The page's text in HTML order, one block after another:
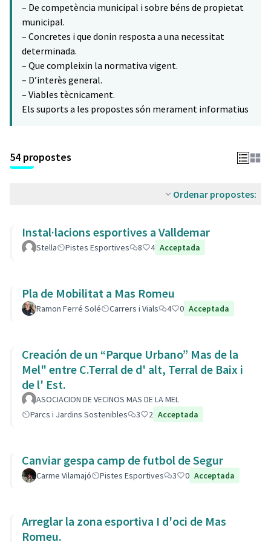
– De competència municipal i sobre béns de propietat
municipal.
– Concretes i que donin resposta a una necessitat
determinada.
– Que compleixin la normativa vigent.
– D’interès general.
– Viables tècnicament.
Els suports a les propostes són merament informatius
54 propostes
Ordenar propostes:
Instal·lacions esportives a Valldemar
Stella Pistes Esportives 8 4 Acceptada
Pla de Mobilitat a Mas Romeu
Ramon Ferré Solé Carrers i Vials 4 0 Acceptada
Creación de un “Parque Urbano” Mas de la
Mel" entre C.Terral de d' alt, Terral de Baix i
de l' Est.
ASOCIACION DE VECINOS MAS DE LA MEL
Parcs i Jardins Sostenibles
3 2 Acceptada
Canviar gespa camp de futbol de Segur
Carme Vilamajó Pistes Esportives 3 0 Acceptada
Arreglar la zona esportiva I d'oci de Mas
Romeu.